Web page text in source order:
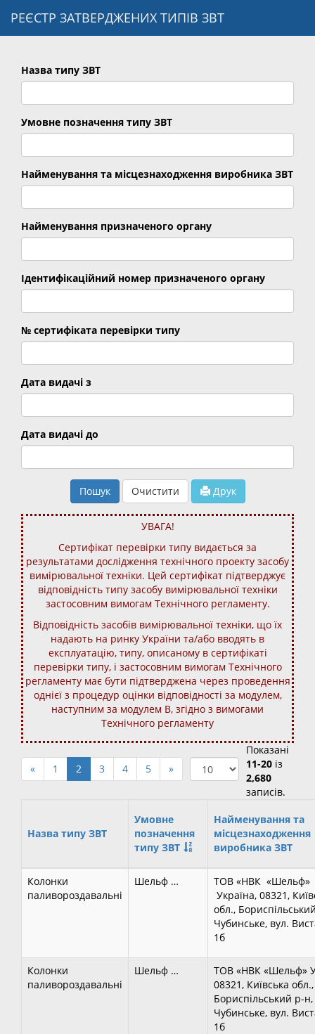
РЕЄСТР ЗАТВЕРДЖЕНИХ ТИПІВ ЗВТ
Назва типу ЗВТ
Умовне позначення типу ЗВТ
Найменування та місцезнаходження виробника ЗВТ
Найменування призначеного органу
Ідентифікаційний номер призначеного органу
№ сертифіката перевірки типу
Дата видачі з
Дата видачі до
Пошук Очистити Друк
УВАГА!
Сертифікат перевірки типу видається за
результатами дослідження технічного проекту засобу
вимірювальної техніки. Цей сертифікат підтверджує
відповідність типу засобу вимірювальної техніки
застосовним вимогам Технічного регламенту.
Відповідність засобів вимірювальної техніки, що їх
надають на ринку України та/або вводять в
експлуатацію, типу, описаному в сертифікаті
перевірки типу, і застосовним вимогам Технічного
регламенту має бути підтверджена через проведення
однієї з процедур оцінки відповідності за модулем,
наступним за модулем В, згідно з вимогами
Технічного регламенту
« 1 2 3 4 5 »
Показані
11-20 із
2,680
записів.
Назва типу ЗВТ
Умовне
позначення
типу ЗВТ
Найменування та
місцезнаходження
виробника ЗВТ
Колонки
паливороздавальні
Шельф …
ТОВ «НВК
Україна, 08321,
обл.,
Чубинське, вул.
1б
Колонки
паливороздавальні
Шельф …
ТОВ «НВК «Шельф»
08321, Київська обл.,
Бориспільський р-н,
Чубинське, вул.
1б